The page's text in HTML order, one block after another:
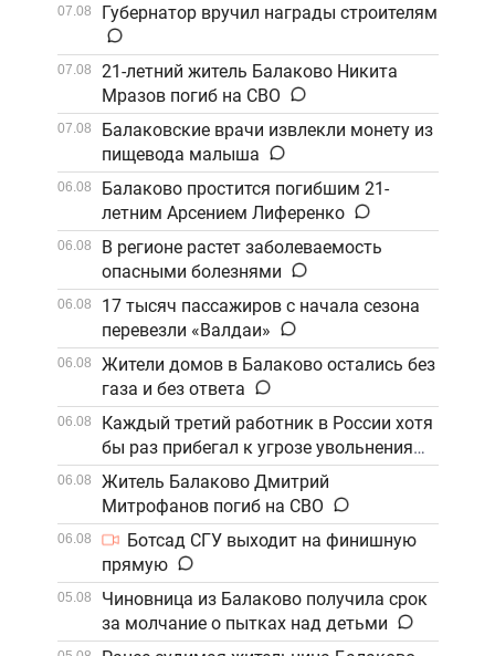
07.08 Губернатор вручил награды строителям
07.08
21-летний житель Балаково Никита
Мразов погиб на СВО
07.08
Балаковские врачи извлекли монету из
пищевода малыша
06.08
Балаково простится погибшим 21-
летним Арсением Лиференко
06.08
В регионе растет заболеваемость
опасными болезнями
06.08
17 тысяч пассажиров с начала сезона
перевезли «Валдаи»
06.08
Жители домов в Балаково остались без
газа и без ответа
06.08
Каждый третий работник в России хотя
бы раз прибегал к угрозе увольнения
06.08
Житель Балаково Дмитрий
Митрофанов погиб на СВО
06.08
Ботсад СГУ выходит на финишную
прямую
05.08
Чиновница из Балаково получила срок
за молчание о пытках над детьми